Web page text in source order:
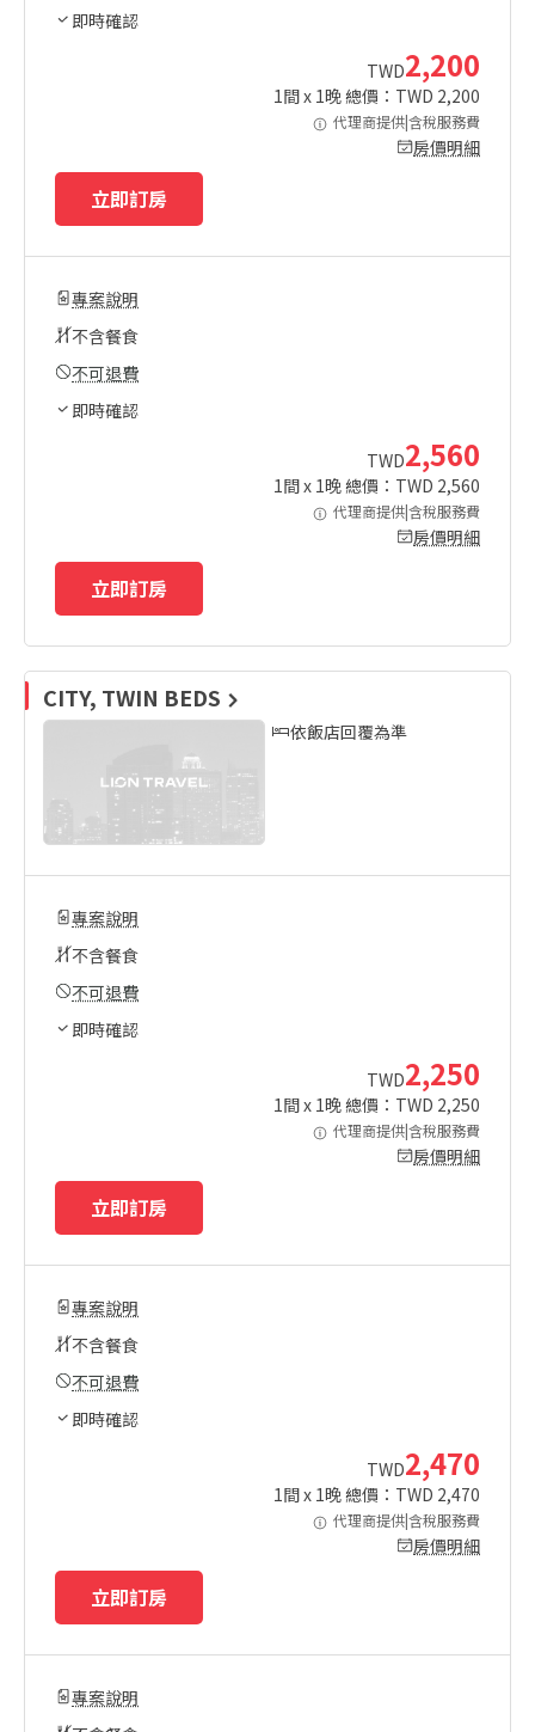
即時確認
TWD2,200
1間 x 1晚 總價：TWD 2,200
代理商提供|含稅服務費
房價明細
立即訂房
專案說明
不含餐食
不可退費
即時確認
TWD2,560
1間 x 1晚 總價：TWD 2,560
代理商提供|含稅服務費
房價明細
立即訂房
CITY, TWIN BEDS
依飯店回覆為準
專案說明
不含餐食
不可退費
即時確認
TWD2,250
1間 x 1晚 總價：TWD 2,250
代理商提供|含稅服務費
房價明細
立即訂房
專案說明
不含餐食
不可退費
即時確認
TWD2,470
1間 x 1晚 總價：TWD 2,470
代理商提供|含稅服務費
房價明細
立即訂房
專案說明